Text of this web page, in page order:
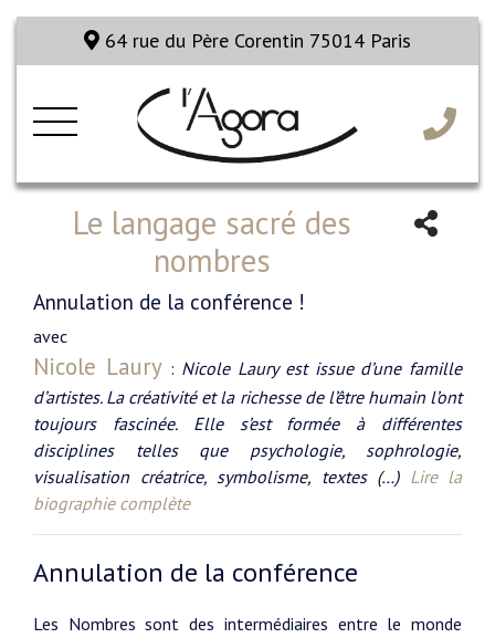
64 rue du Père Corentin 75014 Paris
Le langage sacré des
nombres
Annulation de la conférence !
avec
Nicole Laury: Nicole Laury est issue d’une famille
d’artistes. La créativité et la richesse de l’être humain l’ont
toujours fascinée. Elle s’est formée à différentes
disciplines telles que psychologie, sophrologie,
visualisation créatrice, symbolisme, textes (…) Lire la
biographie complète
Annulation de la conférence
Les Nombres sont des intermédiaires entre le monde